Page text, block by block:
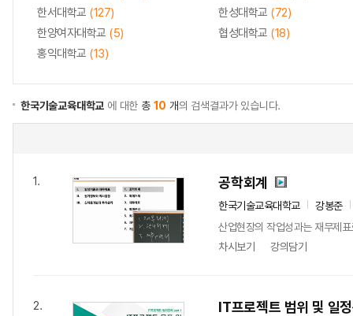
한서대학교 (127) 한성대학교 (72)
한양여자대학교 (5) 협성대학교 (18)
홍익대학교 (13)
한국기술교육대학교 에 대한 총 10 개의 검색결과가 있습니다.
1. 공학회계
한국기술교육대학교
강봉준
산업현장의 작업성과는 재무제
차시보기
강의담기
2. IT프로젝트 범위 및 일